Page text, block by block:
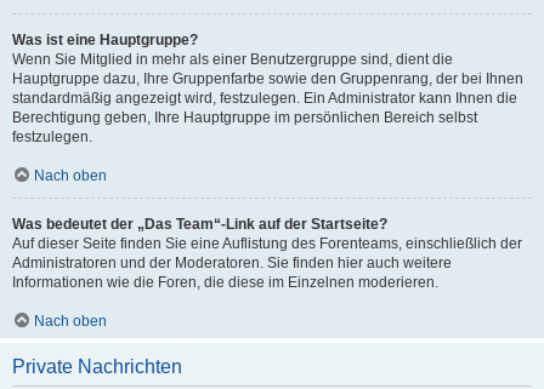
Was ist eine Hauptgruppe?
Wenn Sie Mitglied in mehr als einer Benutzergruppe sind, dient die
Hauptgruppe dazu, Ihre Gruppenfarbe sowie den Gruppenrang, der bei Ihnen
standardmäßig angezeigt wird, festzulegen. Ein Administrator kann Ihnen die
Berechtigung geben, Ihre Hauptgruppe im persönlichen Bereich selbst
festzulegen.
Nach oben
Was bedeutet der „Das Team“-Link auf der Startseite?
Auf dieser Seite finden Sie eine Auflistung des Forenteams, einschließlich der
Administratoren und der Moderatoren. Sie finden hier auch weitere
Informationen wie die Foren, die diese im Einzelnen moderieren.
Nach oben
Private Nachrichten